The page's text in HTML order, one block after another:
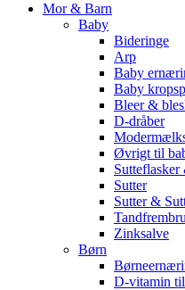
Mor & Barn
Baby
Bideringe
Arp
Baby
Baby
Bleer &
D-dråber
Øvrigt til
Sutter
Sutter &
Zinksalve
Børn
D-vitamin